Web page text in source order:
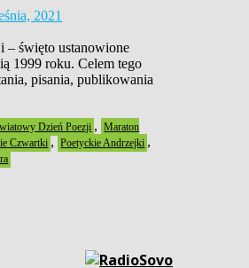
2021
– święto ustanowione
1999 roku. Celem tego
pisania, publikowania
Dzień Poezji ,
Maraton
Czwartki , Poetyckie Andrzejki ,